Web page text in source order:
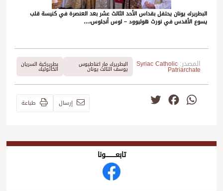
البطريرك يونان يحتفل بقداس الأحد الثالث عشر بعد العنصرة في كنيسة قلب
يسوع الأقدس في نورث هوليوود – لوس أنجلوس،…
المصدر: Syriac Catholic
Patriarchate
البطريرك مار اغناطيوس
يوسف الثالث يونان
بطريركية السريان
الكاثوليك
WhatsApp
Facebook إرسال طباعة
تابعــــــــــونا